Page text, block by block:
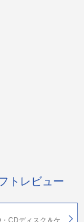
トレビュー
CDディスク＆ケ